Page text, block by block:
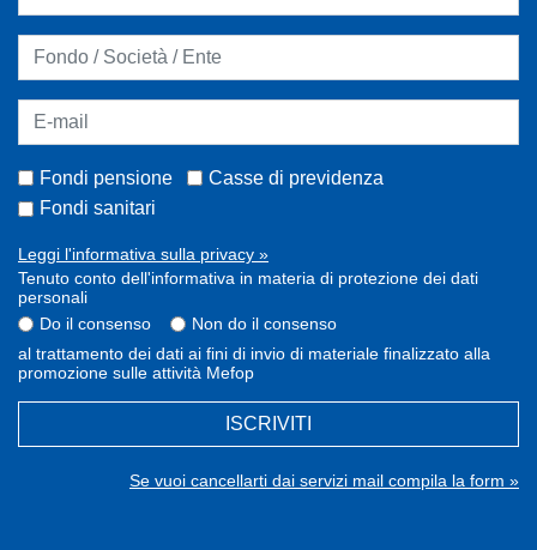
Fondi pensione
Casse di previdenza
Fondi sanitari
Leggi l'informativa sulla privacy »
Tenuto conto dell'informativa in materia di protezione dei dati
personali
Do il consenso
Non do il consenso
al trattamento dei dati ai fini di invio di materiale finalizzato alla
promozione sulle attività Mefop
ISCRIVITI
Se vuoi cancellarti dai servizi mail compila la form »